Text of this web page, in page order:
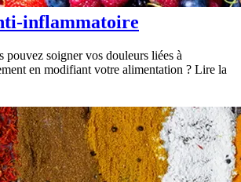
inflammatoire
pouvez soigner vos douleurs liées à
en modifiant votre alimentation ? Lire la